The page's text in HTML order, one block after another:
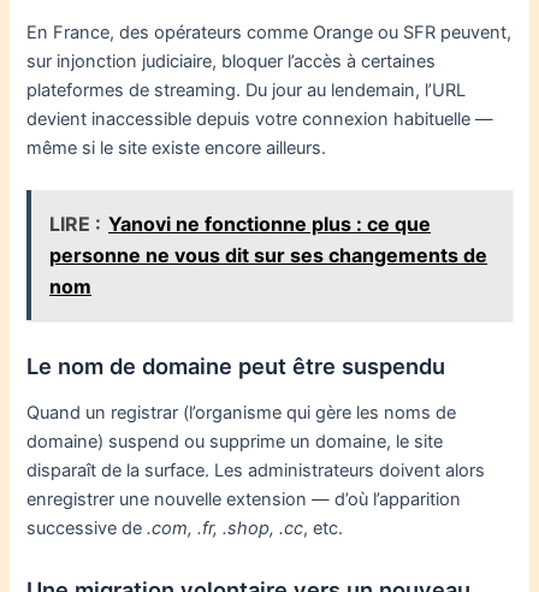
En France, des opérateurs comme Orange ou SFR peuvent,
sur injonction judiciaire, bloquer l’accès à certaines
plateformes de streaming. Du jour au lendemain, l’URL
devient inaccessible depuis votre connexion habituelle —
même si le site existe encore ailleurs.
LIRE : Yanovi ne fonctionne plus : ce que
personne ne vous dit sur ses changements de
nom
Le nom de domaine peut être suspendu
Quand un registrar (l’organisme qui gère les noms de
domaine) suspend ou supprime un domaine, le site
disparaît de la surface. Les administrateurs doivent alors
enregistrer une nouvelle extension — d’où l’apparition
successive de.com, .fr, .shop, .cc, etc.